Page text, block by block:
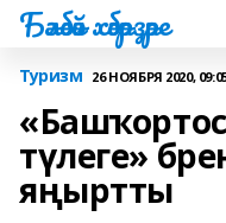
Бәләбәй хәбәрҙәре
Туризм 26 НОЯБРЯ 2020,
түлеге»
яңыртты